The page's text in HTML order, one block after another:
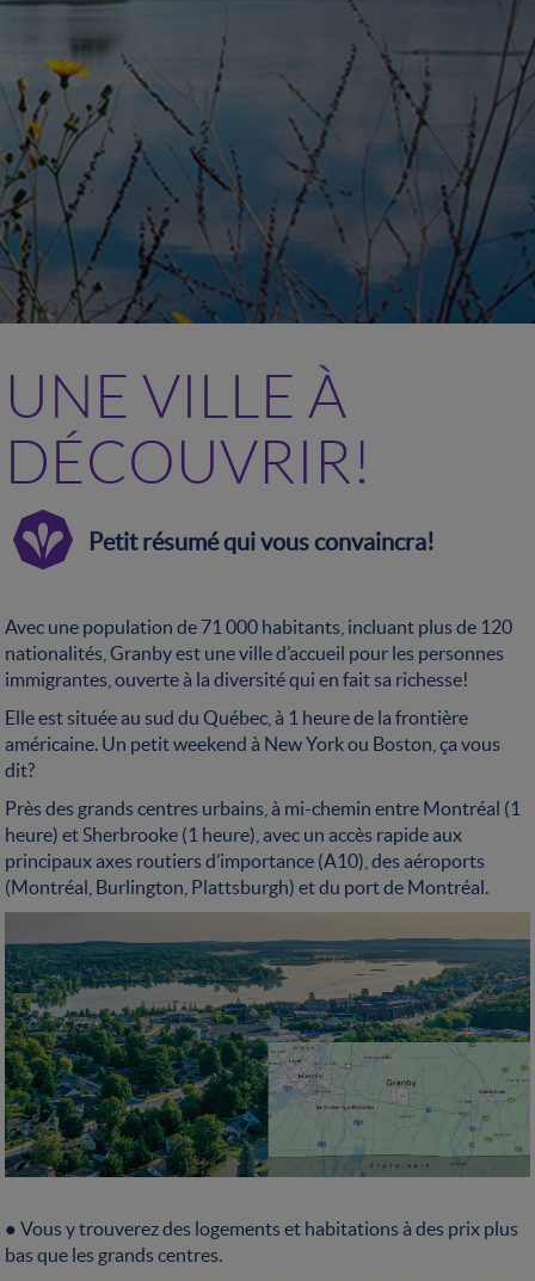
UNE VILLE À
DÉCOUVRIR!
Petit résumé qui vous convaincra!
Avec une population de 71 000 habitants, incluant plus de 120
nationalités, Granby est une ville d’accueil pour les personnes
immigrantes, ouverte à la diversité qui en fait sa richesse!
Elle est située au sud du Québec, à 1 heure de la frontière
américaine. Un petit weekend à New York ou Boston, ça vous
dit?
Près des grands centres urbains, à mi-chemin entre Montréal (1
heure) et Sherbrooke (1 heure), avec un accès rapide aux
principaux axes routiers d’importance (A10), des aéroports
(Montréal, Burlington, Plattsburgh) et du port de Montréal.
● Vous y trouverez des logements et habitations à des prix plus
bas que les grands centres.